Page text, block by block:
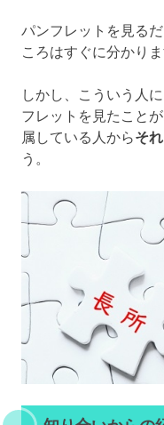
パンフレットを見る
ころはすぐに分かりま
しかし、こういう人
フレットを見たこと
属している人からそ
う。